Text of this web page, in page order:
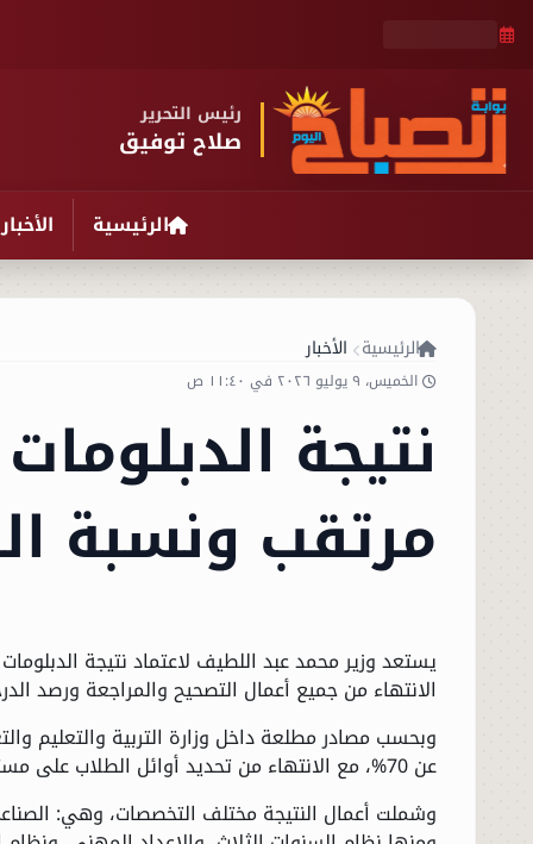
رئيس التحرير
صلاح توفيق
الرئيسية الأخبار
الرئيسية الأخبار
الخميس، ٩ يوليو ٢٠٢٦ في ١١:٤٠ ص
مرتقب ونسبة
يستعد وزيرمحمد عبد اللطيف
الانتهاء من جميع أعمال التصحيح والمراجعة ورصد
وبحسب مصادر مطلعة داخل وزارة التربية والتعليم
عن 70%، مع الانتهاء من تحديد أوائل الطلاب على مستوى جميع الشعب والتخصصات.
وشملت أعمال النتيجة مختلف التخصصات، وهي: